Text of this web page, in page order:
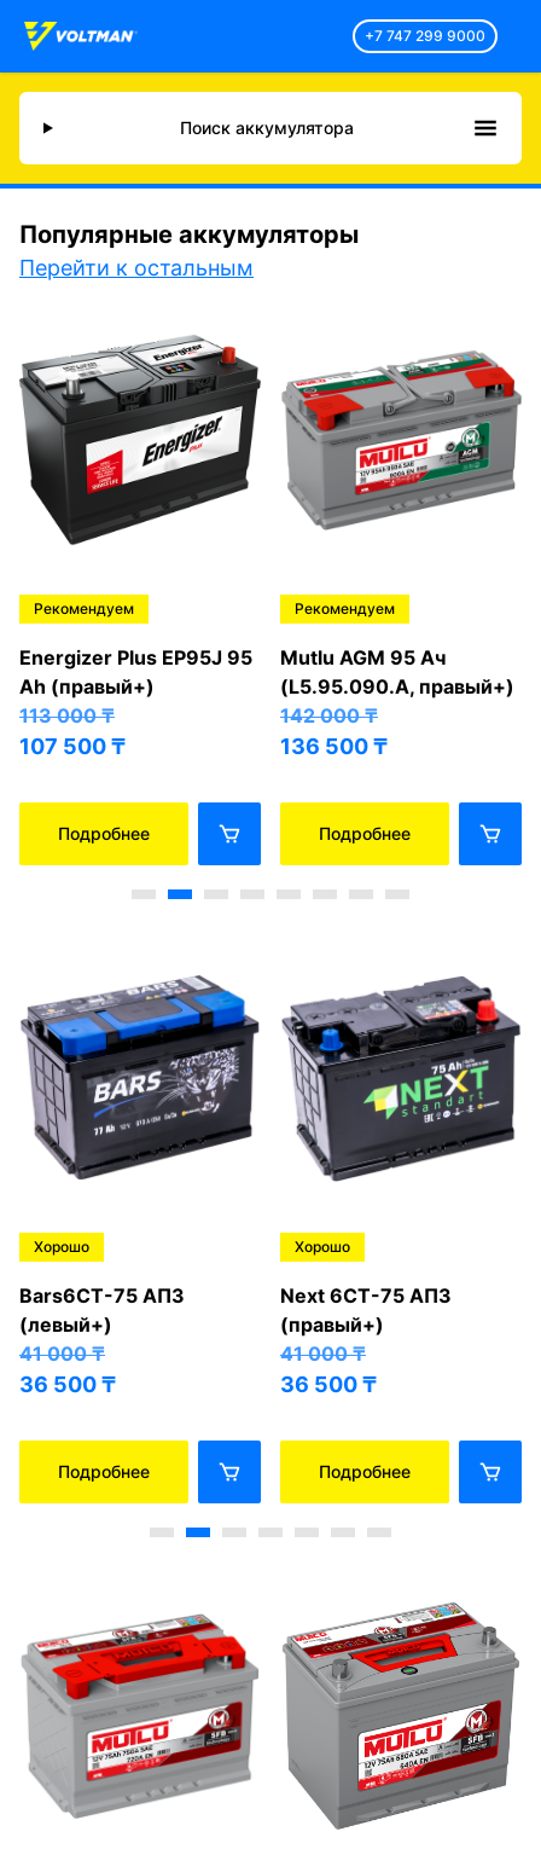
+7 747 299 9000
Поиск аккумулятора
Популярные аккумуляторы
Перейти к остальным
Рекомендуем
Energizer Plus EP95J 95
Ah (правый+)
113 000₸
107 500₸
Подробнее
Рекомендуем
Mutlu AGM 95 Ач
(L5.95.090.A, правый+)
142 000₸
136 500₸
Подробнее
Хорошо
Bars6СТ-75 АПЗ
(левый+)
41 000₸
36 500₸
Подробнее
Хорошо
Next 6СТ-75 АПЗ
(правый+)
41 000₸
36 500₸
Подробнее